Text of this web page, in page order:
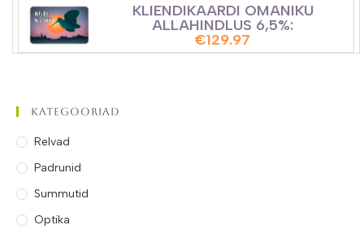
KLIENDIKAARDI OMANIKU
ALLAHINDLUS 6,5%:
€129.97
Kategooriad
Relvad
Padrunid
Summutid
Optika